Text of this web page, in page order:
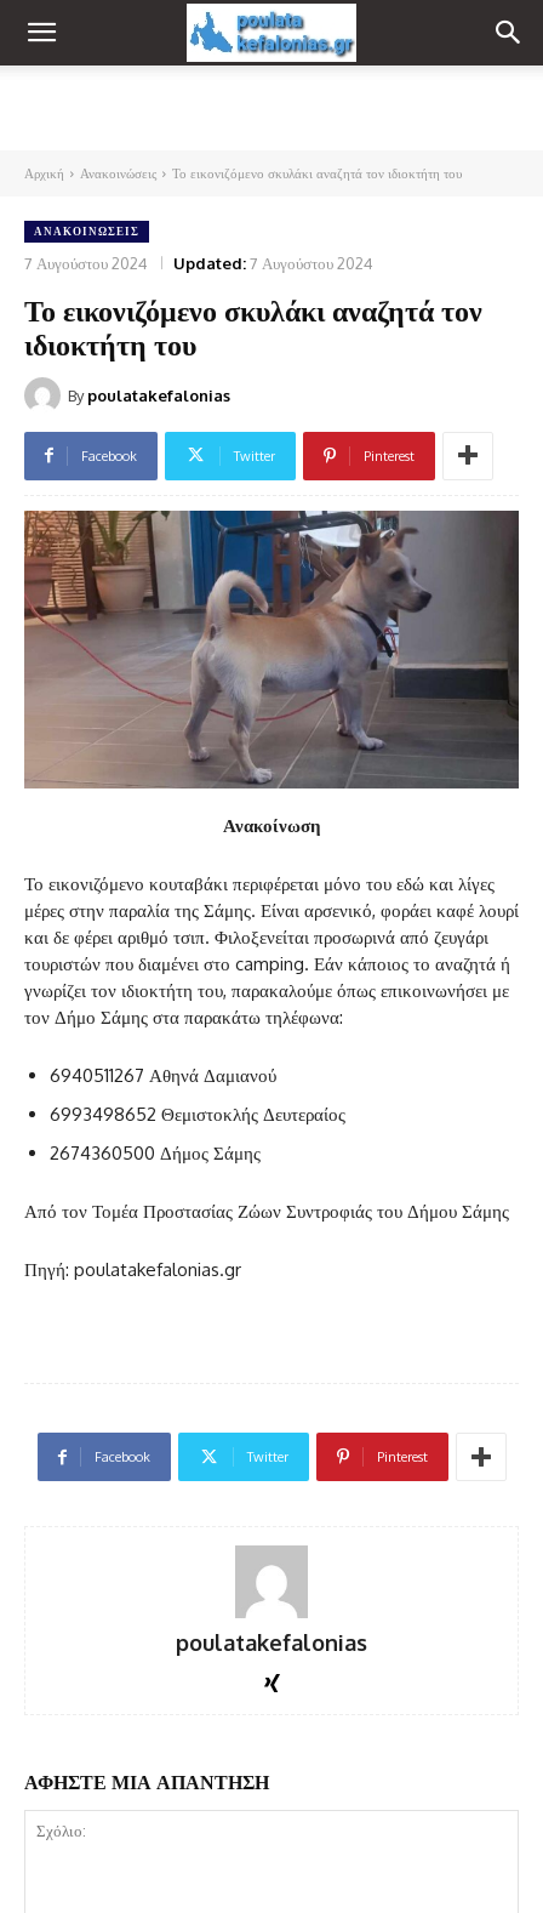
Αρχική Ανακοινώσεις Το εικονιζόμενο σκυλάκι αναζητά τον ιδιοκτήτη του
ΑΝΑΚΟΙΝΏΣΕΙΣ
7 Αυγούστου 2024 Updated:7 Αυγούστου 2024
Το εικονιζόμενο σκυλάκι αναζητά τον
ιδιοκτήτη του
By poulatakefalonias
Facebook Twitter Pinterest
Ανακοίνωση
Το εικονιζόμενο κουταβάκι περιφέρεται μόνο του εδώ και λίγες
μέρες στην παραλία της Σάμης. Είναι αρσενικό, φοράει καφέ λουρί
και δε φέρει αριθμό τσιπ. Φιλοξενείται προσωρινά από ζευγάρι
τουριστών που διαμένει στο camping. Εάν κάποιος το αναζητά ή
γνωρίζει τον ιδιοκτήτη του, παρακαλούμε όπως επικοινωνήσει με
τον Δήμο Σάμης στα παρακάτω τηλέφωνα:
6940511267 Αθηνά Δαμιανού
6993498652 Θεμιστοκλής Δευτεραίος
2674360500 Δήμος Σάμης
Από τον Τομέα Προστασίας Ζώων Συντροφιάς του Δήμου Σάμης
Πηγή: poulatakefalonias.gr
Facebook Twitter Pinterest
poulatakefalonias
ΑΦΗΣΤΕ ΜΙΑ ΑΠΑΝΤΗΣΗ